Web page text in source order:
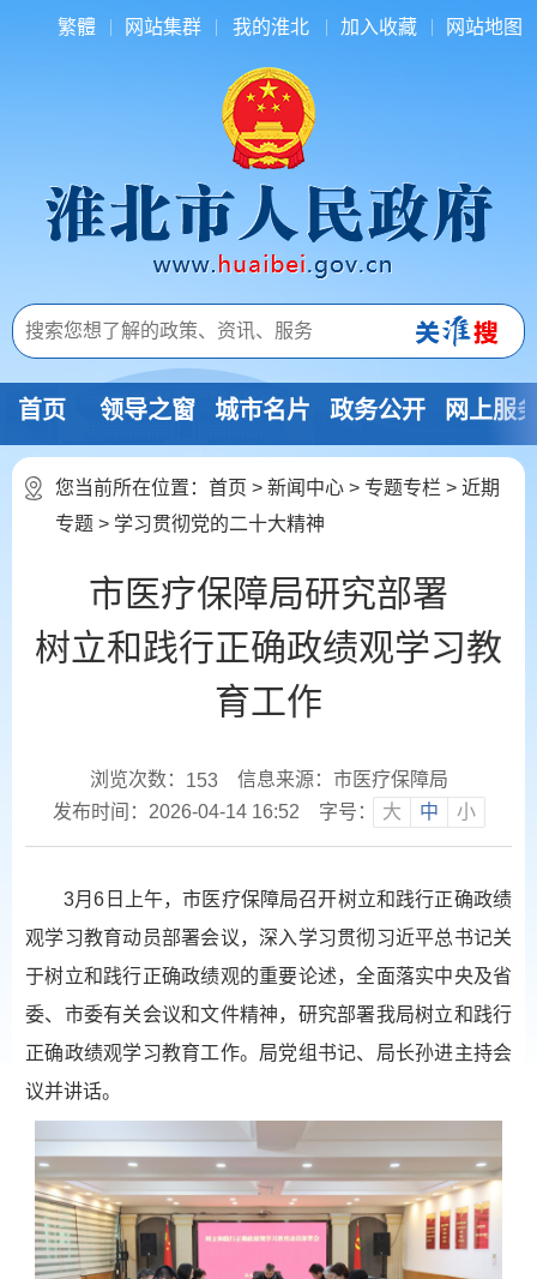
繁體 网站集群 我的淮北 加入收藏 网站地图
首页 领导之窗 城市名片 政务公开 网上服
您当前所在位置： 首页 > 新闻中心 > 专题专栏 > 近期
专题 > 学习贯彻党的二十大精神
市医疗保障局研究部署
树立和践行正确政绩观学习教
育工作
浏览次数： 153
信息来源：市医疗保障局
发布时间：2026-04-14 16:52
字号： 大 中 小
3月6日上午，市医疗保障局召开树立和践行正确政绩
观学习教育动员部署会议，深入学习贯彻习近平总书记关
于树立和践行正确政绩观的重要论述，全面落实中央及省
委、市委有关会议和文件精神，研究部署我局树立和践行
正确政绩观学习教育工作。局党组书记、局长孙进主持会
议并讲话。